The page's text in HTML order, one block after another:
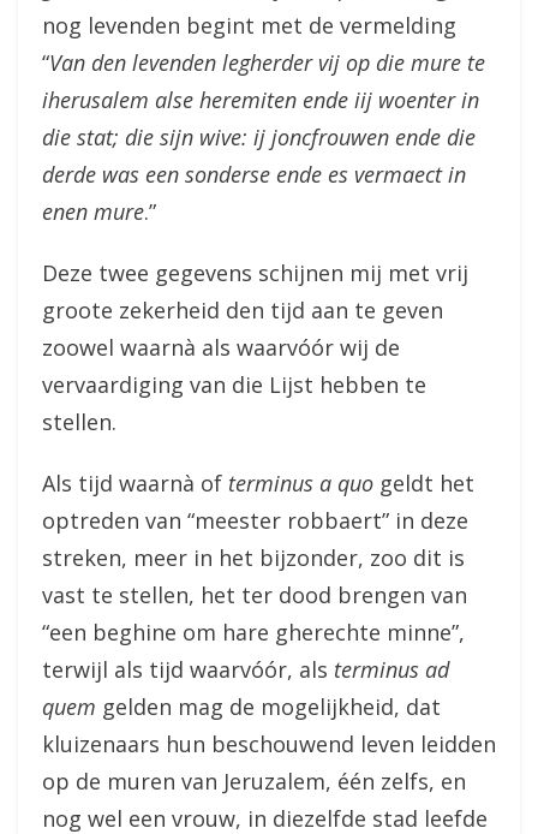
nog levenden begint met de vermelding
“Van den levenden legherder vij op die mure te
iherusalem alse heremiten ende iij woenter in
die stat; die sijn wive: ij joncfrouwen ende die
derde was een sonderse ende es vermaect in
enen mure.”
Deze twee gegevens schijnen mij met vrij
groote zekerheid den tijd aan te geven
zoowel waarnà als waarvóór wij de
vervaardiging van die Lijst hebben te
stellen.
Als tijd waarnà of terminus a quo geldt het
optreden van “meester robbaert” in deze
streken, meer in het bijzonder, zoo dit is
vast te stellen, het ter dood brengen van
“een beghine om hare gherechte minne”,
terwijl als tijd waarvóór, als terminus ad
quem gelden mag de mogelijkheid, dat
kluizenaars hun beschouwend leven leidden
op de muren van Jeruzalem, één zelfs, en
nog wel een vrouw, in diezelfde stad leefde